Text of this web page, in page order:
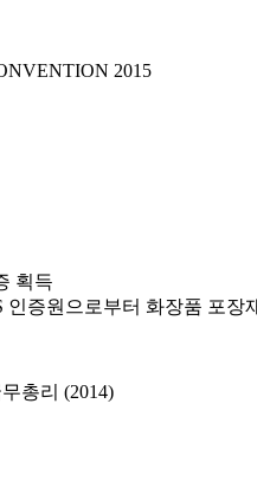
2015
획득
인증원으로부터 화장품 포장
총리 (2014)